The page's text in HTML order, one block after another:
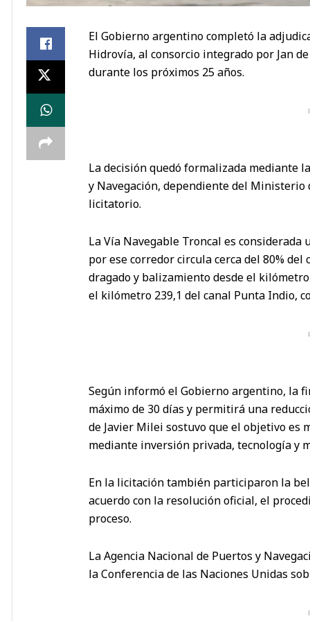
El Gobierno argentino completó la
Hidrovía, al consorcio integrado por Jan
durante los próximos 25 años.
La decisión quedó formalizada mediante
y Navegación, dependiente del Ministerio
licitatorio.
La Vía Navegable Troncal es
por ese corredor circula cerca del 80%
dragado y balizamiento desde el
el kilómetro 239,1 del canal Punta Indio,
Según informó el Gobierno argentino, la
máximo de 30 días y permitirá una
de Javier Milei sostuvo que el objetivo
mediante inversión privada, tecnología y
En la licitación también participaron la
acuerdo con la resolución oficial, el
proceso.
La Agencia Nacional de Puertos y
la Conferencia de las Naciones Unidas